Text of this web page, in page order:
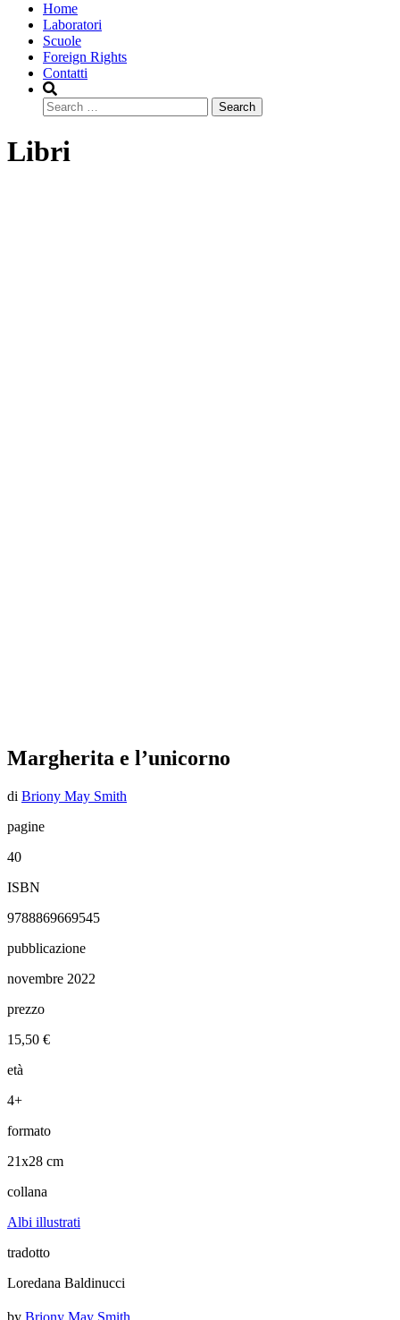
Home
Laboratori
Scuole
Foreign Rights
Contatti
Search
Libri
Margherita e l’unicorno
di Briony May Smith
pagine
40
ISBN
9788869669545
pubblicazione
novembre 2022
prezzo
15,50 €
età
4+
formato
21x28 cm
collana
Albi illustrati
tradotto
Loredana Baldinucci
by Briony May Smith